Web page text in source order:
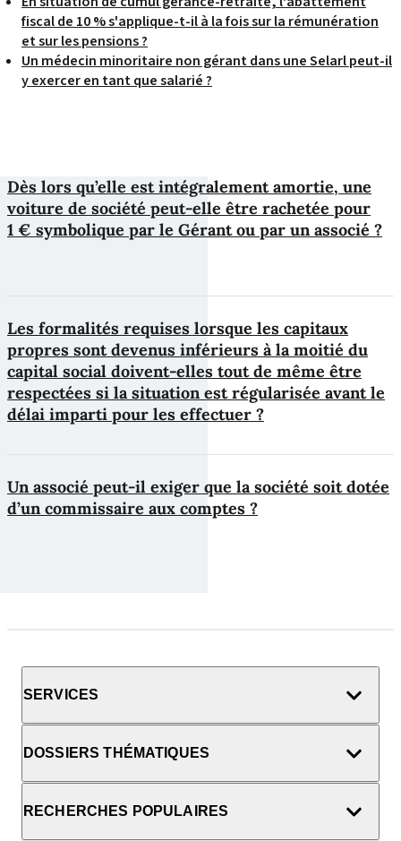
fiscal de 10 % s'applique-t-il à la fois sur la rémunération
et sur les pensions ?
Un médecin minoritaire non gérant dans une Selarl peut-il
y exercer en tant que salarié ?
Dès lors qu’elle est intégralement amortie, une
voiture de société peut-elle être rachetée pour
1 € symbolique par le Gérant ou par un associé ?
Les formalités requises lorsque les capitaux
propres sont devenus inférieurs à la moitié du
capital social doivent-elles tout de même être
respectées si la situation est régularisée avant le
délai imparti pour les effectuer ?
Un associé peut-il exiger que la société soit dotée
d’un commissaire aux comptes ?
SERVICES
DOSSIERS THÉMATIQUES
RECHERCHES POPULAIRES